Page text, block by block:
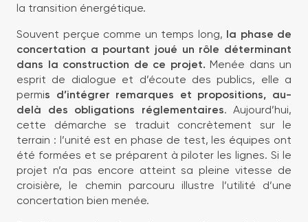
la transition énergétique.
Souvent perçue comme un temps long, la phase de
concertation a pourtant joué un rôle déterminant
dans la construction de ce projet. Menée dans un
esprit de dialogue et d’écoute des publics, elle a
permis d’intégrer remarques et propositions, au-
delà des obligations réglementaires. Aujourd’hui,
cette démarche se traduit concrètement sur le
terrain : l’unité est en phase de test, les équipes ont
été formées et se préparent à piloter les lignes. Si le
projet n’a pas encore atteint sa pleine vitesse de
croisière, le chemin parcouru illustre l’utilité d’une
concertation bien menée.